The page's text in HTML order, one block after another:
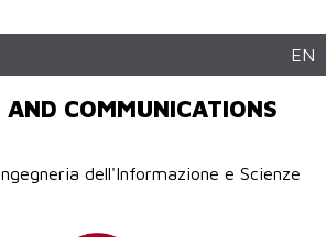
contenuto
EN
AND COMMUNICATIONS
dell'Informazione e Scienze